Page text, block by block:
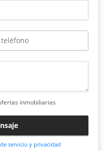
inmobiliarias
servicio y privacidad